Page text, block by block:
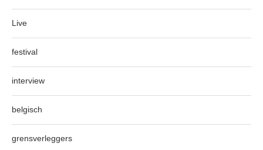
Live
festival
interview
belgisch
grensverleggers